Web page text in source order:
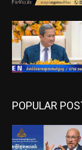
POPULAR